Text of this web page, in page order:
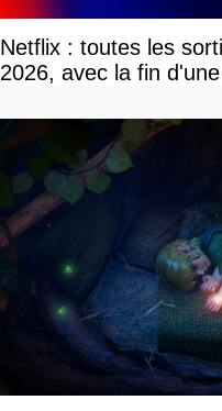
Netflix : toutes les
2026, avec la fin